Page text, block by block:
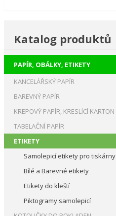
Katalog produktů
PAPÍR, OBÁLKY, ETIKETY
KANCELÁŘSKÝ PAPÍR
BAREVNÝ PAPÍR
KREPOVÝ PAPÍR, KRESLÍCÍ KARTON
TABELAČNÍ PAPÍR
ETIKETY
Samolepicí etikety pro tiskárny
Bílé a Barevné etikety
Etikety do kleští
Piktogramy samolepicí